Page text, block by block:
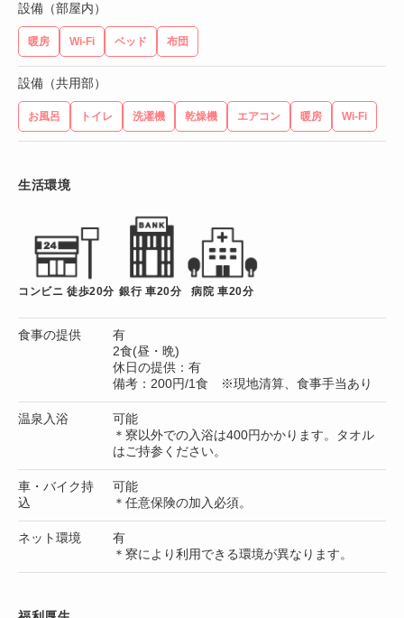
設備（部屋内）
暖房 Wi-Fi ベッド 布団
設備（共用部）
お風呂 トイレ 洗濯機 乾燥機 エアコン 暖房 Wi-Fi
生活環境
コンビニ 徒歩20分 銀行 車20分 病院 車20分
食事の提供
有
2食(昼・晩)
休日の提供：有
備考：200円/1食 ※現地清算、食事手当あり
温泉入浴
可能
＊寮以外での入浴は400円かかります。タオル
はご持参ください。
車・バイク持
込
可能
＊任意保険の加入必須。
ネット環境
有
＊寮により利用できる環境が異なります。